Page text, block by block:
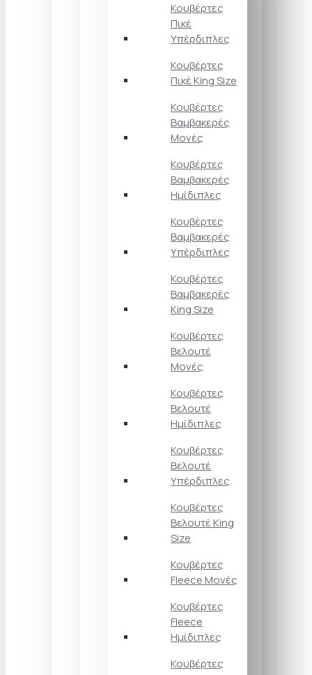
Κουβέρτες
Πικέ
Υπέρδιπλες
Κουβέρτες
Πικέ King Size
Κουβέρτες
Βαμβακερές
Μονές
Κουβέρτες
Βαμβακερές
Ημίδιπλες
Κουβέρτες
Βαμβακερές
Υπέρδιπλες
Κουβέρτες
Βαμβακερές
King Size
Κουβέρτες
Βελουτέ
Μονές
Κουβέρτες
Βελουτέ
Ημίδιπλες
Κουβέρτες
Βελουτέ
Υπέρδιπλες
Κουβέρτες
Βελουτέ King
Size
Κουβέρτες
Fleece Μονές
Κουβέρτες
Fleece
Ημίδιπλες
Κουβέρτες